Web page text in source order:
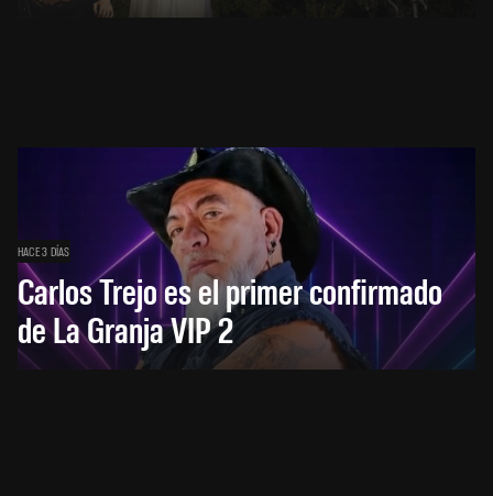
HACE 3 DÍAS
Carlos Trejo es el primer confirmado
de La Granja VIP 2